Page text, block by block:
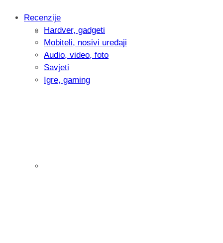
Intervju: Goran Jović, fotograf -
Recenzije
Hardver, gadgeti
Mobiteli, nosivi uređaji
Audio, video, foto
Savjeti
Igre, gaming